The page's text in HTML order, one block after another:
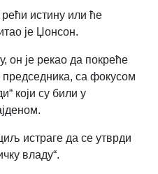
истину или ће
је Џонсон.
он је рекао да покреће
са фокусом
који су били у
истраге да се утврди
владу“.